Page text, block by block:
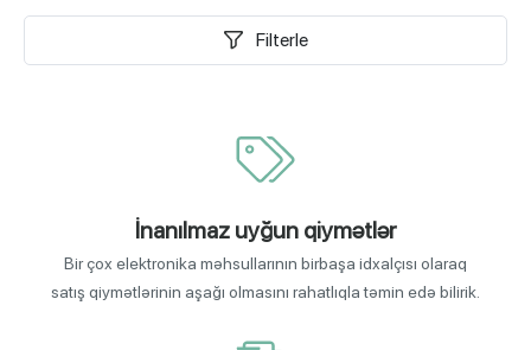
Filterle
İnanılmaz uyğun qiymətlər
Bir çox elektronika məhsullarının birbaşa idxalçısı olaraq
satış qiymətlərinin aşağı olmasını rahatlıqla təmin edə bilirik.